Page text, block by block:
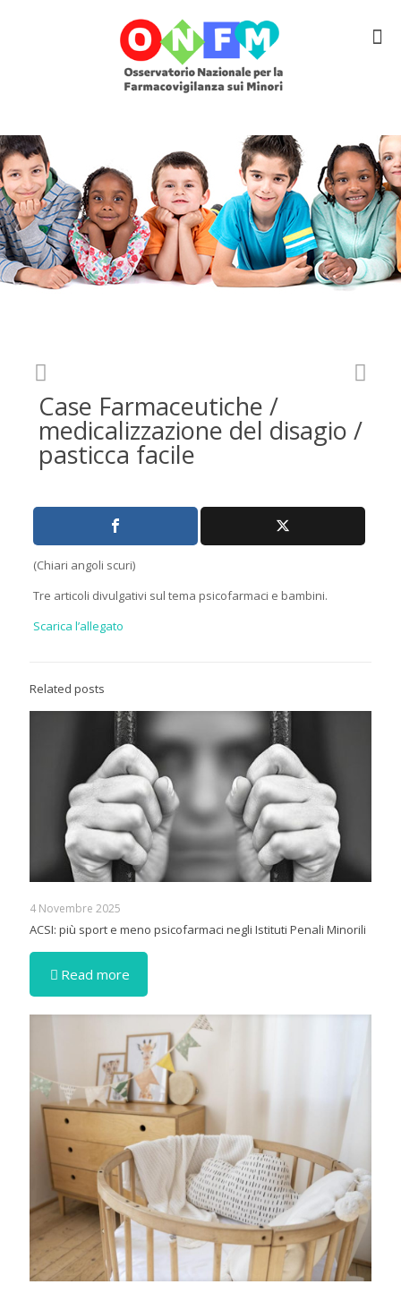
Case Farmaceutiche /
medicalizzazione del disagio /
pasticca facile
(Chiari angoli scuri)
Tre articoli divulgativi sul tema psicofarmaci e bambini.
Scarica l’allegato
Related posts
4 Novembre 2025
ACSI: più sport e meno psicofarmaci negli Istituti Penali Minorili
Read more